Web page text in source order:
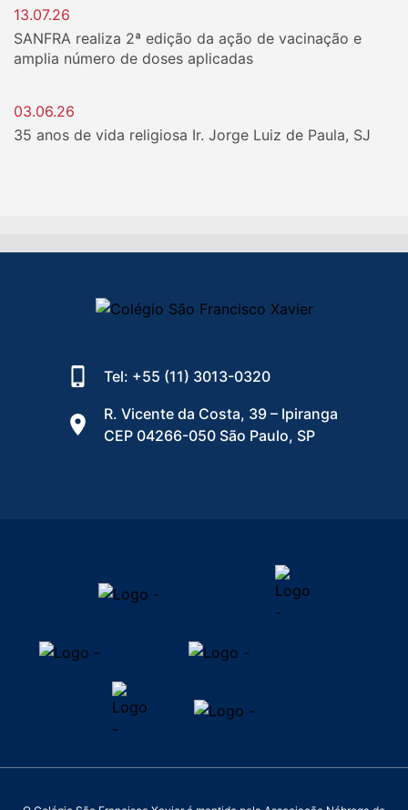
13.07.26
SANFRA realiza 2ª edição da ação de vacinação e
amplia número de doses aplicadas
03.06.26
35 anos de vida religiosa Ir. Jorge Luiz de Paula, SJ
Tel: +55 (11) 3013-0320
R. Vicente da Costa, 39 – Ipiranga
CEP 04266-050 São Paulo, SP